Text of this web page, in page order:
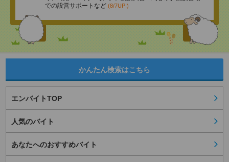
での設営サポートなど (8/7UP!)
かんたん検索はこちら
エンバイトTOP
人気のバイト
あなたへのおすすめバイト